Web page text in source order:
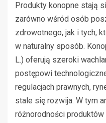
Produkty konopne stają
zarówno wśród osób
zdrowotnego, jak i tych,
w naturalny sposób.
L.) oferują szeroki
postępowi
regulacjach prawnych,
stale się rozwija. W tym
różnorodności